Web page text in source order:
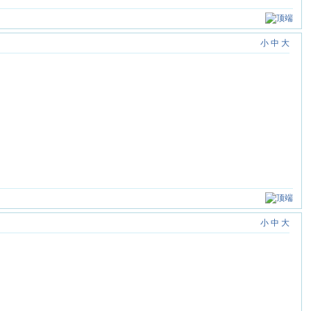
小 中 大
小 中 大